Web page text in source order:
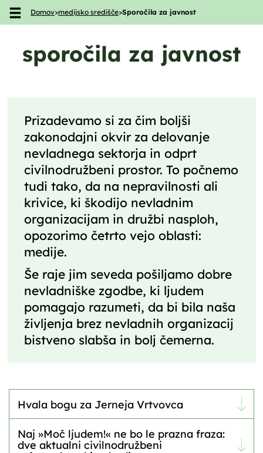
Skoči na vsebino
Domov>medijsko središče>Sporočila za javnost
sporočila za javnost
Prizadevamo si za čim boljši
zakonodajni okvir za delovanje
nevladnega sektorja in odprt
civilnodružbeni prostor. To počnemo
tudi tako, da na nepravilnosti ali
krivice, ki škodijo nevladnim
organizacijam in družbi nasploh,
opozorimo četrto vejo oblasti:
medije.
Še raje jim seveda pošiljamo dobre
nevladniške zgodbe, ki ljudem
pomagajo razumeti, da bi bila naša
življenja brez nevladnih organizacij
bistveno slabša in bolj čemerna.
Hvala bogu za Jerneja Vrtvovca
Naj »Moč ljudem!« ne bo le prazna fraza:
dve aktualni civilnodružbeni